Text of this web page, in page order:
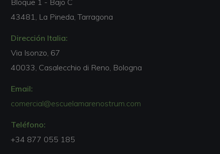
Bloque 1 - Bajo C
43481, La Pineda, Tarragona
Dirección Italia:
Via Isonzo, 67
40033, Casalecchio di Reno, Bologna
Email:
comercial@escuelamarenostrum.com
Teléfono:
+34 877 055 185